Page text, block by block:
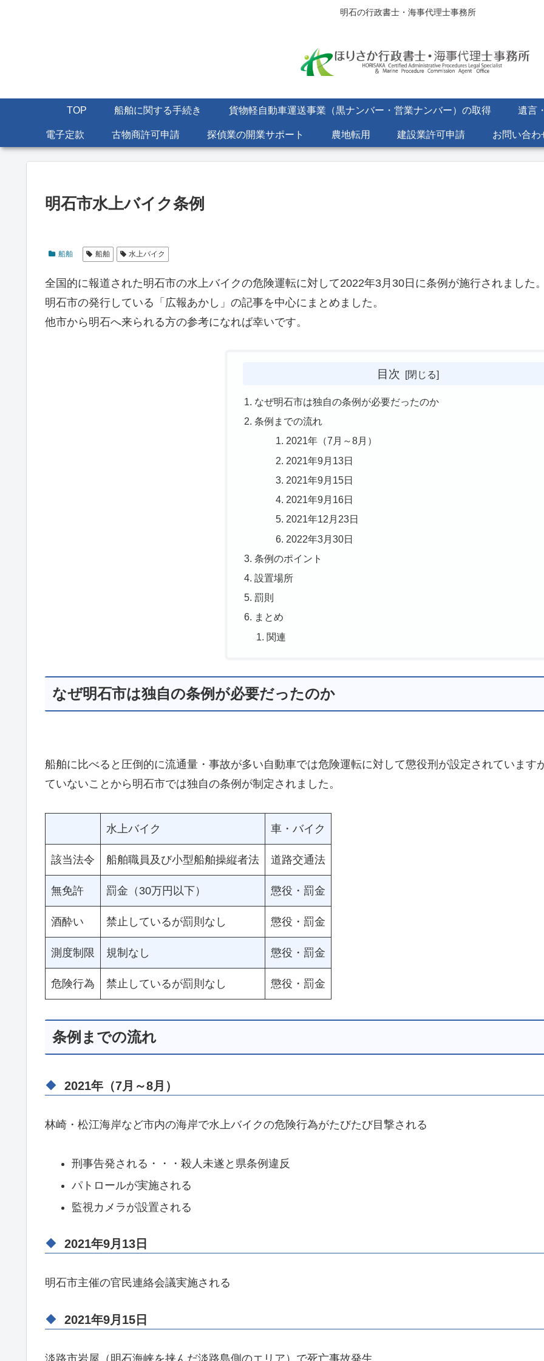
明石の行政書士・海事代理士事務所
TOP 船舶に関する手続き 貨物軽自動車運送事業（黒ナンバー・営業ナンバー）の取得 遺言
電子定款 古物商許可申請 探偵業の開業サポート 農地転用 建設業許可申請 お問い合わ
明石市水上バイク条例
船舶 船舶 水上バイク
全国的に報道された明石市の水上バイクの危険運転に対して2022年3月30日に条例が施行されました
明石市の発行している「広報あかし」の記事を中心にまとめました。
他市から明石へ来られる方の参考になれば幸いです。
目次
なぜ明石市は独自の条例が必要だったのか
条例までの流れ
2021年（7月～8月）
2021年9月13日
2021年9月15日
2021年9月16日
2021年12月23日
2022年3月30日
条例のポイント
設置場所
罰則
まとめ
関連
なぜ明石市は独自の条例が必要だったのか
船舶に比べると圧倒的に流通量・事故が多い自動車では危険運転に対して懲役刑が設定されていま
ていないことから明石市では独自の条例が制定されました。
水上バイク 車・バイク
該当法令 船舶職員及び小型船舶操縦者法 道路交通法
無免許 罰金（30万円以下） 懲役・罰金
酒酔い 禁止しているが罰則なし 懲役・罰金
測度制限 規制なし 懲役・罰金
危険行為 禁止しているが罰則なし 懲役・罰金
条例までの流れ
2021年（7月～8月）
林崎・松江海岸など市内の海岸で水上バイクの危険行為がたびたび目撃される
刑事告発される・・・殺人未遂と県条例違反
パトロールが実施される
監視カメラが設置される
2021年9月13日
明石市主催の官民連絡会議実施される
2021年9月15日